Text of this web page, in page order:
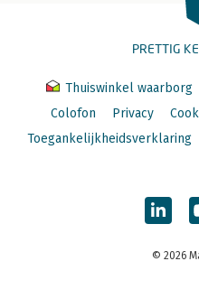
PRETTIG
Thuiswinkel waarborg
Colofon
Privacy
Toegankelijkheidsverklaring
© 2026